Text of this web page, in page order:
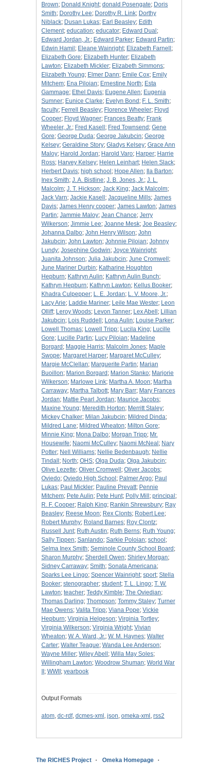
Brown; Donald Knight; donald Posengate; Doris
Smith; Dorothy Lee; Dorothy R. Link; Dorthy
Niblack; Dusan Lukas; Earl Beasley; Edith
Clement; education; educator; Edward Dual ;
Edward Jordan, Jr.; Edward Parker; Edward Partin;
Edwin Hamil ; Eleane Wainright; Elizabeth Farnell ;
Elizabeth Gore; Elizabeth Hunter; Elizabeth
Lawton; Elizabeth Mickler; Elizabeth Simmons;
Elizabeth Young; Elmer Dann; Emile Cox; Emily
Mitchem; Ena Piloian; Ernestine North; Esta
Gammage; Ethel Davis; Eugene Allen; Eugenia
Sumner; Eunice Clarke; Evelyn Bond ; F. L. Smith;
faculty; Ferrell Beasley; Florence Wheeler; Floyd
Cooper; Floyd Wagner; Frances Beatty; Frank
Wheeler, Jr.; Fred Kasell ; Fred Townsend ; Gene
Gore; George Duda; George Jakubcin; George
Kelsey; Geraldine Story; Gladys Kelsey; Grace Ann
Maloy; Harold Jordan; Harold Varo; Harper; Harrie
Ross; Harvey Kelsey; Helen Leinhart; Helen Slack;
Herbert Davis; high school ; Hope Allen; Ila Barton;
Inex Smith; J. A. Bistline; J. B. Jones, Jr.; J. L.
Malcolm; J. T. Hickson; Jack King; Jack Malcolm;
Jack Varn; Jackie Kasell ; Jacqueline Mills; James
Davis; James Henry cooper; James Lawton; James
Partin; Jammie Maloy; Jean Chance; Jerry
Wilkerson; Jimmie Lee; Joanne Mesk; Joe Beasley;
Johanna Dalbo; John Henry Wilson; John
Jakubcin; John Lawton; Johnnie Piloian; Johnny
Lundy; Josephine Godwin; Joyce Wainright;
Juanita Johnson; Julia Jakubcin; June Cromwell ;
June Mariner Durbin; Katharine Houghton
Hepburn; Kathryn Aulin; Kathryn Aulin Bunch;
Kathryn Hepburn; Kathryn Lawton; Kellus Booker;
Khadra Culpepper; L. E. Jordan; L. V. Moore, Jr.;
Lacy Arie; Laddie Mariner; Leile Mae Wester; Leon
Olliff; Leroy Woods; Levon Tanner; Lex Abell ; Lillian
Jakubcin; Lois Ruddell ; Lona Aulin; Louise Parker;
Lowell Thomas; Lowell Tripp; Lucila King; Lucille
Gore; Lucille Partin; Lucy Piloian; Madeline
Borgard ; Maggie Harris; Malcolm Jones; Maple
Swope; Margaret Harper; Margaret McCulley;
Margie McClellan; Marguerite Partin; Marian
Buoillon; Marion Borgard ; Marion Stanko; Marjorie
Wilkerson; Marlowe Link; Martha A. Moon; Martha
Carraway; Martha Talbott; Mary Barr; Mary Frances
Jordan; Mattie Pearl Jordan; Maurice Jacobs;
Maxine Young; Meredith Horton; Merritt Staley;
Mickey Chalker; Milan Jakubcin; Mildred Dinda;
Mildred Lane; Mildred Wheaton; Milton Gore;
Minnie King; Mona Dalbo; Morgan Tripp; Mr.
Housewife; Naomi McCulley; Naomi McNeal ; Nary
Potter; Nell Williams; Nellie Bedenbaugh; Nellie
Tindall ; North; OHS; Olga Duda; Olga Jakubcin;
Olive Lezette; Oliver Cromwell ; Oliver Jacobs;
Oviedo; Oviedo High School ; Palmer Argo; Paul
Lukas; Paul Mickler; Pauline Prevatt; Pennie
Mitchem; Pete Aulin; Pete Hunt; Polly Mill ; principal ;
R. F. Cooper; Ralph King; Rankin Shrewsbury; Ray
Beasley; Reese Moon; Rex Clonts; Robert Lee;
Robert Murphy; Roland Barnes; Roy Clontz;
Russell Junt; Ruth Austin; Ruth Berns; Ruth Young;
Sally Tippen; Sanlando; Sarkie Poloian; school ;
Selma Inex Smith; Seminole County School Board ;
Sharon Murphy; Sherdell Owen; Shirley Morgan;
Sidney Carraway; Smith; Sonata Americana;
Sparks Lee Lingo; Spencer Wainright; sport; Stella
Booker; stenographer; student; T. L. Lingo; T. W.
Lawton; teacher; Teddy Kimble; The Oviedian;
Thomas Darling; Thompson; Tommy Staley; Turner
Mae Owens; Valita Tripp; Viana Pope; Vickie
Hepburn; Virginia Helgeson; Virginia Tortley;
Virginia Wilkerson; Virginia Wright; Vivian
Wheaton; W. A. Ward, Jr.; W. M. Haynes; Walter
Carter; Walter Teague; Wanda Lee Anderson;
Wayne Miller; Wiley Abell ; Willa May Soles;
Willingham Lawton; Woodrow Shuman; World War
; WWII ; yearbook
Output Formats
atom, dc-rdf, dcmes-xml , json, omeka-xml , rss2
The RICHES Project Omeka Homepage